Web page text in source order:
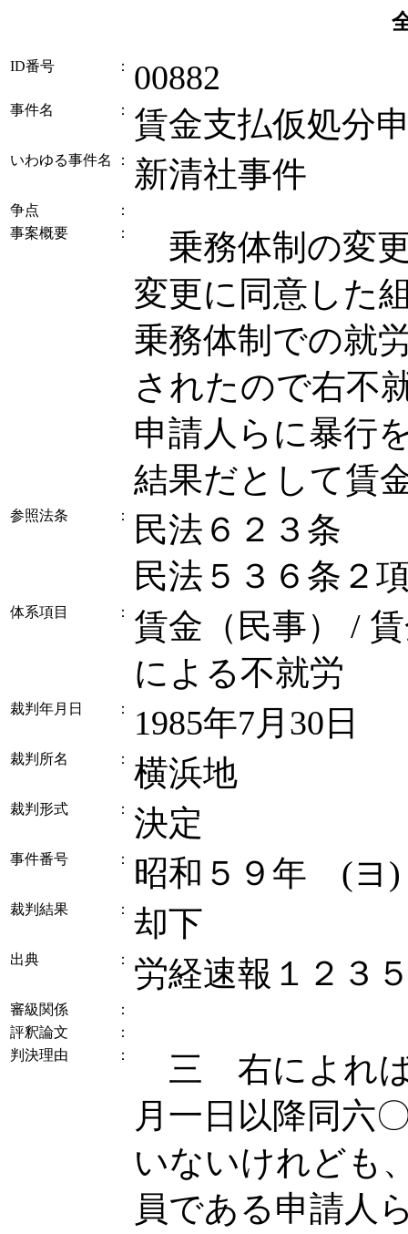
ID番号 ： 00882
事件名 ： 賃金支払仮処分
いわゆる事件名 ： 新清社事件
争点
：
事案概要
：
乗務体制の変
変更に同意した
乗務体制での就
されたので右不
申請人らに暴行
結果だとして賃
参照法条 ：
民法６２３条
民法５３６条２
体系項目 ：
賃金（民事） /
による不就労
裁判年月日 ： 1985年7月30日
裁判所名 ： 横浜地
裁判形式 ： 決定
事件番号 ： 昭和５９年 (
裁判結果 ： 却下
出典 ： 労経速報１２３
審級関係
：
評釈論文
：
判決理由
：
三 右によれば
月一日以降同六
いないけれども
員である申請人